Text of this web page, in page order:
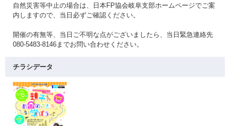
自然災害等中止の場合は、日本FP協会岐阜支部ホームページでご案
内しますので、当日必ずご確認ください。
開催の有無等、当日ご不明な点がございましたら、当日緊急連絡先
080-5483-8146までお問い合わせください。
チラシデータ